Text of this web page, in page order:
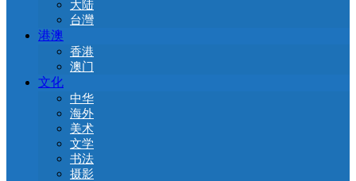
大陆
台灣
港澳
香港
澳门
文化
中华
海外
美术
文学
书法
摄影